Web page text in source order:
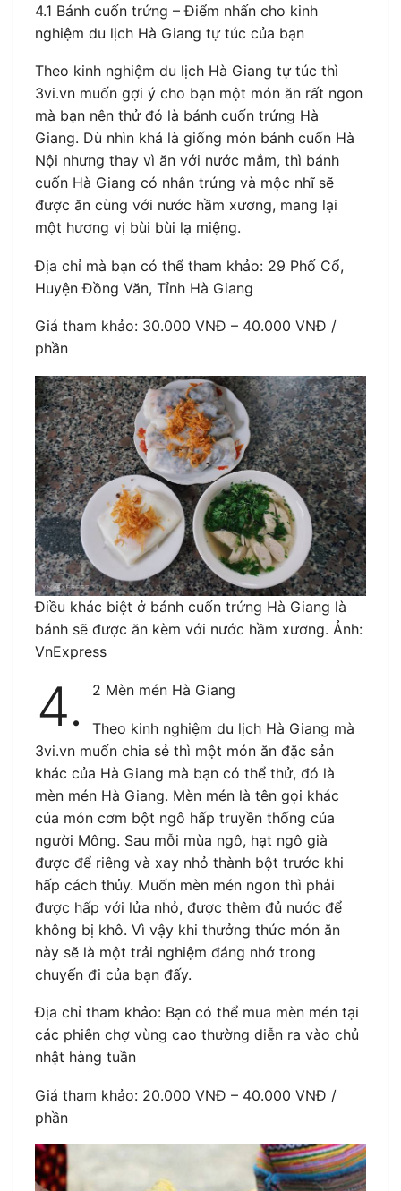
4.1 Bánh cuốn trứng – Điểm nhấn cho kinh
nghiệm du lịch Hà Giang tự túc của bạn
Theo kinh nghiệm du lịch Hà Giang tự túc thì
3vi.vn muốn gợi ý cho bạn một món ăn rất ngon
mà bạn nên thử đó là bánh cuốn trứng Hà
Giang. Dù nhìn khá là giống món bánh cuốn Hà
Nội nhưng thay vì ăn với nước mắm, thì bánh
cuốn Hà Giang có nhân trứng và mộc nhĩ sẽ
được ăn cùng với nước hầm xương, mang lại
một hương vị bùi bùi lạ miệng.
Địa chỉ mà bạn có thể tham khảo: 29 Phố Cổ,
Huyện Đồng Văn, Tỉnh Hà Giang
Giá tham khảo: 30.000 VNĐ – 40.000 VNĐ /
phần
Điều khác biệt ở bánh cuốn trứng Hà Giang là
bánh sẽ được ăn kèm với nước hầm xương. Ảnh:
VnExpress
4. 2 Mèn mén Hà Giang
Theo kinh nghiệm du lịch Hà Giang mà
3vi.vn muốn chia sẻ thì một món ăn đặc sản
khác của Hà Giang mà bạn có thể thử, đó là
mèn mén Hà Giang. Mèn mén là tên gọi khác
của món cơm bột ngô hấp truyền thống của
người Mông. Sau mỗi mùa ngô, hạt ngô già
được để riêng và xay nhỏ thành bột trước khi
hấp cách thủy. Muốn mèn mén ngon thì phải
được hấp với lửa nhỏ, được thêm đủ nước để
không bị khô. Vì vậy khi thưởng thức món ăn
này sẽ là một trải nghiệm đáng nhớ trong
chuyến đi của bạn đấy.
Địa chỉ tham khảo: Bạn có thể mua mèn mén tại
các phiên chợ vùng cao thường diễn ra vào chủ
nhật hàng tuần
Giá tham khảo: 20.000 VNĐ – 40.000 VNĐ /
phần